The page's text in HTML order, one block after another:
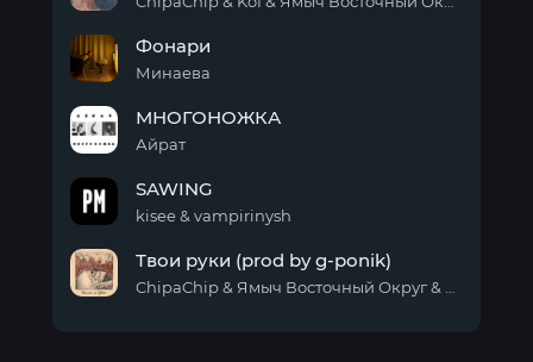
Фонари
Минаева
МНОГОНОЖКА
Айрат
SAWING
kisee & vampirinysh
Твои руки (prod by g-ponik)